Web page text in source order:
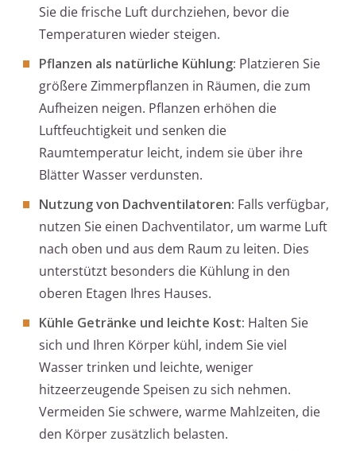
Sie die frische Luft durchziehen, bevor die
Temperaturen wieder steigen.
Pflanzen als natürliche Kühlung: Platzieren Sie
größere Zimmerpflanzen in Räumen, die zum
Aufheizen neigen. Pflanzen erhöhen die
Luftfeuchtigkeit und senken die
Raumtemperatur leicht, indem sie über ihre
Blätter Wasser verdunsten.
Nutzung von Dachventilatoren: Falls verfügbar,
nutzen Sie einen Dachventilator, um warme Luft
nach oben und aus dem Raum zu leiten. Dies
unterstützt besonders die Kühlung in den
oberen Etagen Ihres Hauses.
Kühle Getränke und leichte Kost: Halten Sie
sich und Ihren Körper kühl, indem Sie viel
Wasser trinken und leichte, weniger
hitzeerzeugende Speisen zu sich nehmen.
Vermeiden Sie schwere, warme Mahlzeiten, die
den Körper zusätzlich belasten.